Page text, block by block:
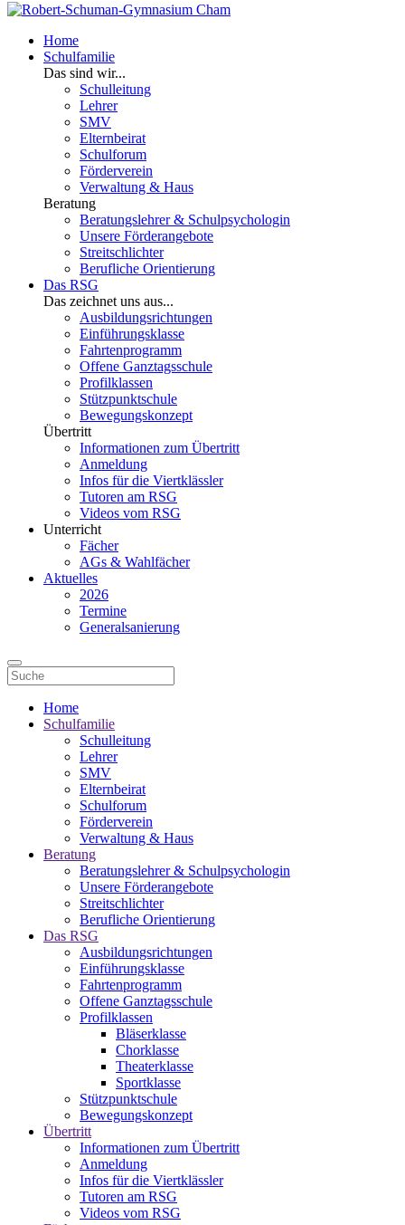
Home
Schulfamilie
Das sind wir...
Schulleitung
Lehrer
SMV
Elternbeirat
Schulforum
Förderverein
Verwaltung & Haus
Beratung
Beratungslehrer & Schulpsychologin
Unsere Förderangebote
Streitschlichter
Berufliche Orientierung
Das RSG
Das zeichnet uns aus...
Ausbildungsrichtungen
Einführungsklasse
Fahrtenprogramm
Offene Ganztagsschule
Profilklassen
Stützpunktschule
Bewegungskonzept
Übertritt
Informationen zum Übertritt
Anmeldung
Infos für die Viertklässler
Tutoren am RSG
Videos vom RSG
Unterricht
Fächer
AGs & Wahlfächer
Aktuelles
2026
Termine
Generalsanierung
Home
Schulfamilie
Schulleitung
Lehrer
SMV
Elternbeirat
Schulforum
Förderverein
Verwaltung & Haus
Beratung
Beratungslehrer & Schulpsychologin
Unsere Förderangebote
Streitschlichter
Berufliche Orientierung
Das RSG
Ausbildungsrichtungen
Einführungsklasse
Fahrtenprogramm
Offene Ganztagsschule
Profilklassen
Bläserklasse
Chorklasse
Theaterklasse
Sportklasse
Stützpunktschule
Bewegungskonzept
Übertritt
Informationen zum Übertritt
Anmeldung
Infos für die Viertklässler
Tutoren am RSG
Videos vom RSG